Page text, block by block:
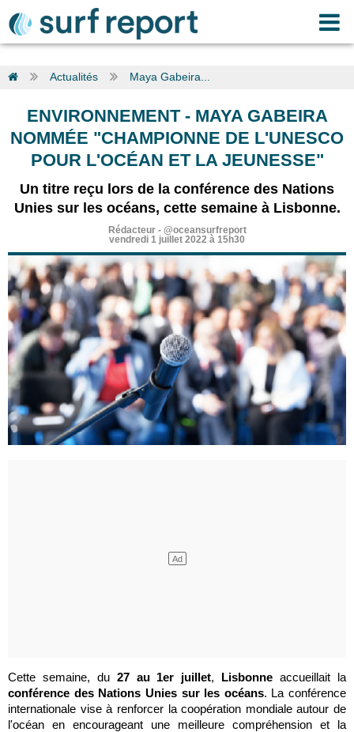
Actualités Maya Gabeira...
ENVIRONNEMENT- MAYA GABEIRA
NOMMÉE "CHAMPIONNE DE L'UNESCO
POUR L'OCÉAN ET LA JEUNESSE"
Un titre reçu lors de la conférence des Nations
Unies sur les océans, cette semaine à Lisbonne.
Rédacteur- @oceansurfreport
vendredi 1 juillet 2022 à 15h30
Cette semaine, du27 au 1er juillet, Lisbonne accueillait la
conférence des Nations Unies sur les océans. La conférence
internationale vise à renforcer la coopération mondiale autour de
l'océan en encourageant une meilleure compréhension et la